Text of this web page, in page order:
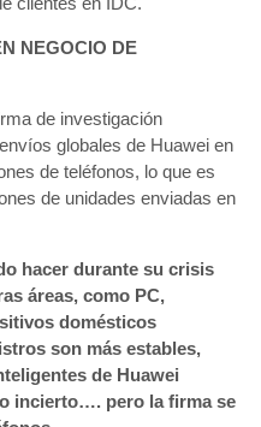
NEGOCIO DE
de investigación
globales de Huawei en
de teléfonos, lo que es
de unidades enviadas en
hacer durante su crisis
áreas, como PC,
domésticos
son más estables,
de Huawei
incierto…. pero la firma se